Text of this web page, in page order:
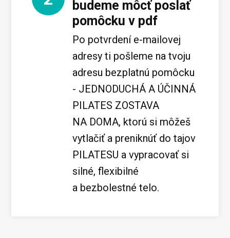
budeme môcť poslať
pomôcku v pdf
Po potvrdení e-mailovej
adresy ti pošleme na tvoju
adresu bezplatnú pomôcku
- JEDNODUCHÁ A ÚČINNÁ
PILATES ZOSTAVA
NA DOMA, ktorú si môžeš
vytlačiť a preniknúť do tajov
PILATESU a vypracovať si
silné, flexibilné
a bezbolestné telo.